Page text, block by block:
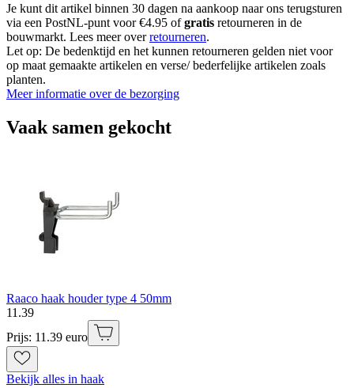
Je kunt dit artikel binnen 30 dagen na aankoop naar ons terugsturen
via een PostNL-punt voor €4.95 ofgratis retourneren in de
bouwmarkt. Lees meer overretourneren.
Let op: De bedenktijd en het kunnen retourneren gelden niet voor
op maat gemaakte artikelen en verse/ bederfelijke artikelen zoals
planten.
Meer informatie over de bezorging
Vaak samen gekocht
Raaco haak houder type 4 50mm
11 .39
Prijs: 11.39 euro
Bekijk alles in haak